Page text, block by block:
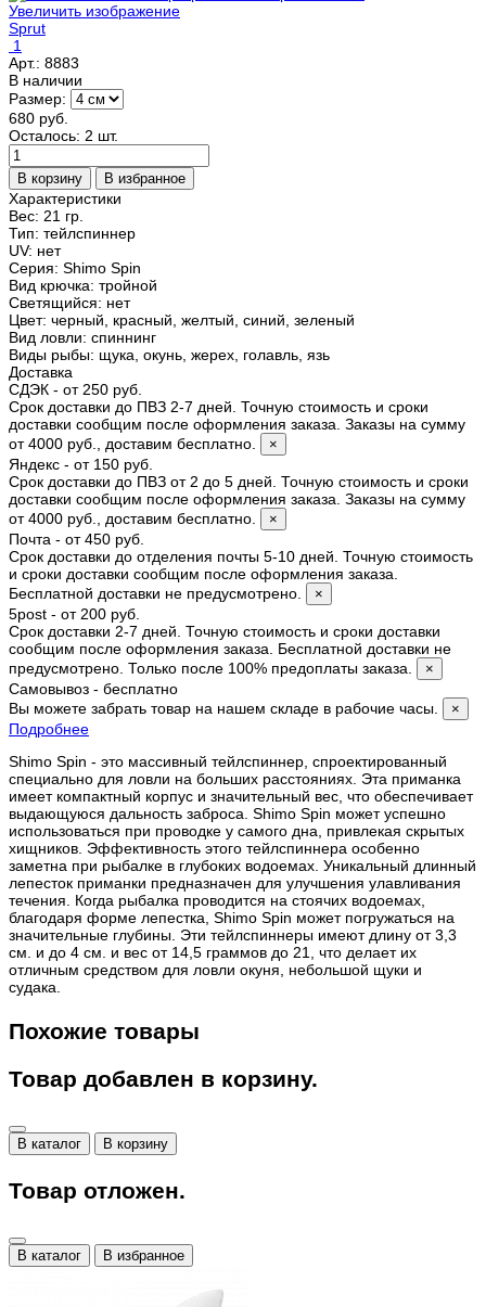
Увеличить изображение
Sprut
1
Арт.: 8883
В наличии
Размер:
680 руб.
Осталось: 2 шт.
Характеристики
Вес: 21 гр.
Тип: тейлспиннер
UV: нет
Серия: Shimo Spin
Вид крючка: тройной
Светящийся: нет
Цвет: черный, красный, желтый, синий, зеленый
Вид ловли: спиннинг
Виды рыбы: щука, окунь, жерех, голавль, язь
Доставка
СДЭК - от 250 руб.
Срок доставки до ПВЗ 2-7 дней. Точную стоимость и сроки
доставки сообщим после оформления заказа. Заказы на сумму
от 4000 руб., доставим бесплатно.
×
Яндекс - от 150 руб.
Срок доставки до ПВЗ от 2 до 5 дней. Точную стоимость и сроки
доставки сообщим после оформления заказа. Заказы на сумму
от 4000 руб., доставим бесплатно.
×
Почта - от 450 руб.
Срок доставки до отделения почты 5-10 дней. Точную стоимость
и сроки доставки сообщим после оформления заказа.
Бесплатной доставки не предусмотрено.
×
5post - от 200 руб.
Срок доставки 2-7 дней. Точную стоимость и сроки доставки
сообщим после оформления заказа. Бесплатной доставки не
предусмотрено. Только после 100% предоплаты заказа.
×
Самовывоз - бесплатно
Вы можете забрать товар на нашем складе в рабочие часы.
×
Подробнее
Shimo Spin - это массивный тейлспиннер, спроектированный
специально для ловли на больших расстояниях. Эта приманка
имеет компактный корпус и значительный вес, что обеспечивает
выдающуюся дальность заброса. Shimo Spin может успешно
использоваться при проводке у самого дна, привлекая скрытых
хищников. Эффективность этого тейлспиннера особенно
заметна при рыбалке в глубоких водоемах. Уникальный длинный
лепесток приманки предназначен для улучшения улавливания
течения. Когда рыбалка проводится на стоячих водоемах,
благодаря форме лепестка, Shimo Spin может погружаться на
значительные глубины. Эти тейлспиннеры имеют длину от 3,3
см. и до 4 см. и вес от 14,5 граммов до 21, что делает их
отличным средством для ловли окуня, небольшой щуки и
судака.
Похожие товары
Товар добавлен в корзину.
В каталог В корзину
Товар отложен.
В каталог В избранное